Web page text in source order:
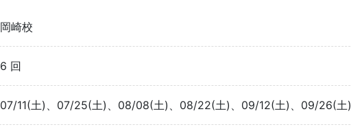
岡崎校
6 回
07/11(土)、07/25(土)、08/08(土)、08/22(土)、09/12(土)、09/26(土)